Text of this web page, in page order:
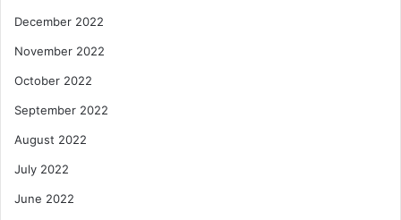
December 2022
November 2022
October 2022
September 2022
August 2022
July 2022
June 2022